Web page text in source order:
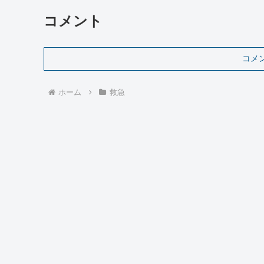
コメント
コメ
ホーム 救急